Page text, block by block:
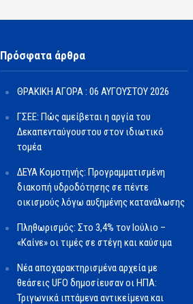
Πρόσφατα άρθρα
ΘΡΑΚΙΚΗ ΑΓΟΡΑ : 06 ΑΥΓΟΥΣΤΟΥ 2026
ΓΣΕΕ: Πώς αμείβεται η αργία του
Δεκαπενταύγουστου στον ιδιωτικό
τομέα
ΔΕΥΑ Κομοτηνής: Προγραμματισμένη
διακοπή υδροδότησης σε πέντε
οικισμούς λόγω αυξημένης κατανάλωσης
Πληθωρισμός: Στο 3,4% τον Ιούλιο –
«Καίνε» οι τιμές σε στέγη και καύσιμα
Νέα αποχαρακτηρισμένα αρχεία με
θεάσεις UFO δημοσίευσαν οι ΗΠΑ:
Τριγωνικά ιπτάμενα αντικείμενα και